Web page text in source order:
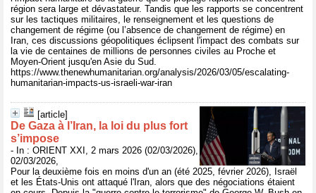
région sera large et dévastateur. Tandis que les rapports se concentrent
sur les tactiques militaires, le renseignement et les questions de
changement de régime (ou l’absence de changement de régime) en
Iran, ces discussions géopolitiques éclipsent l'impact des combats sur
la vie de centaines de millions de personnes civiles au Proche et
Moyen-Orient jusqu'en Asie du Sud.
https://www.thenewhumanitarian.org/analysis/2026/03/05/escalating-
humanitarian-impacts-us-israeli-war-iran
[article]
De Gaza à l’Iran, la loi du plus fort
s’impose
- In : ORIENT XXI, 2 mars 2026 (02/03/2026),
02/03/2026,
Pour la deuxième fois en moins d'un an (été 2025, février 2026), Israël
et les États-Unis ont attaqué l'Iran, alors que des négociations étaient